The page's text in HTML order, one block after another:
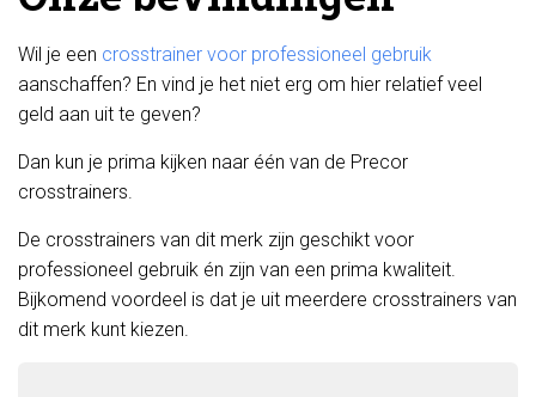
Wil je een crosstrainer voor professioneel gebruik
aanschaffen? En vind je het niet erg om hier relatief veel
geld aan uit te geven?
Dan kun je prima kijken naar één van de Precor
crosstrainers.
De crosstrainers van dit merk zijn geschikt voor
professioneel gebruik én zijn van een prima kwaliteit.
Bijkomend voordeel is dat je uit meerdere crosstrainers van
dit merk kunt kiezen.